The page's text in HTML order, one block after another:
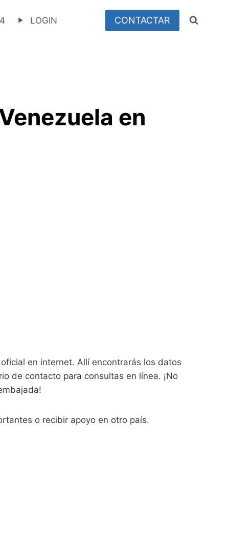
LOGIN CONTACTAR
en
en internet. Allí encontrarás los datos
de contacto para consultas en línea. ¡No
o recibir apoyo en otro país.